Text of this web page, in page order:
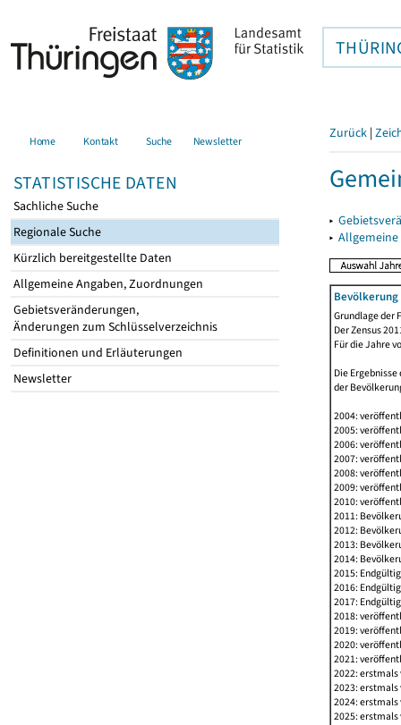
Home Kontakt Suche Newsletter
STATISTISCHE DATEN
Sachliche Suche
Regionale Suche
Kürzlich bereitgestellte Daten
Allgemeine Angaben, Zuordnungen
Gebietsveränderungen,
Änderungen zum Schlüsselverzeichnis
Definitionen und Erläuterungen
Newsletter
Zurück |
▸
▸
Grundlage der
Der Zensus
Für die Jahre
Die
der
2004:
2005:
2006:
2007:
2008:
2009:
2010:
2011:
2012:
2013:
2014:
2015:
2016:
2017:
2018:
2019:
2020:
2021:
2022:
2023:
2024:
2025: